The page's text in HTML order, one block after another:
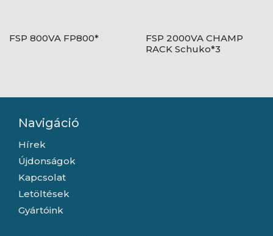
FSP 800VA FP800*
FSP 2000VA CHAMP
RACK Schuko*3
Navigáció
Hírek
Újdonságok
Kapcsolat
Letöltések
Gyártóink